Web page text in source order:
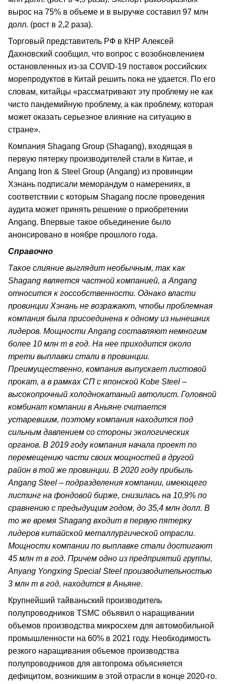
вырос на 75% в объеме и в выручке составил 97 млн
долл. (рост в 2,2 раза).
Торговый представитель РФ в КНР Алексей
Дахновский сообщил, что вопрос с возобновлением
остановленных из-за COVID-19 поставок российских
морепродуктов в Китай решить пока не удается. По его
словам, китайцы «рассматривают эту проблему не как
чисто пандемийную проблему, а как проблему, которая
может оказать серьезное влияние на ситуацию в
стране».
Компания Shagang Group (Shagang), входящая в
первую пятерку производителей стали в Китае, и
Angang Iron & Steel Group (Angang) из провинции
Хэнань подписали меморандум о намерениях, в
соответствии с которым Shagang после проведения
аудита может принять решение о приобретении
Angang. Впервые такое объединение было
анонсировано в ноябре прошлого года.
Справочно
Такое слияние выглядит необычным, так как
Shagang является частной компанией, а Angang
относится к госсобственности. Однако власти
провинции Хэнань не возражают, чтобы проблемная
компания была присоединена к одному из нынешних
лидеров. Мощности Angang составляют немногим
более 10 млн т в год. На нее приходится около
трети выплавки стали в провинции.
Преимущественно, компания выпускает листовой
прокат, а в рамках СП с японской Kobe Steel –
высокопрочный холоднокатаный автолист. Головной
комбинат компании в Аньяне считается
устаревшим, поэтому компания находится под
сильным давлением со стороны экологических
органов. В 2019 году компания начала проект по
перемещению части своих мощностей в другой
район в той же провинции. В 2020 году прибыль
Angang Steel – подразделения компании, имеющего
листинг на фондовой бирже, снизилась на 10,9% по
сравнению с предыдущим годом, до 35,4 млн долл. В
то же время Shagang входит в первую пятерку
лидеров китайской металлургической отрасли.
Мощности компании по выплавке стали достигают
45 млн т в год. Причем одно из предприятий группы,
Anyang Yongxing Special Steel производительностью
3 млн т в год, находится в Аньяне.
Крупнейший тайваньский производитель
полупроводников TSMC объявил о наращивании
объемов производства микросхем для автомобильной
промышленности на 60% в 2021 году. Необходимость
резкого наращивания объемов производства
полупроводников для автопрома объясняется
дефицитом, возникшим в этой отрасли в конце 2020-го.